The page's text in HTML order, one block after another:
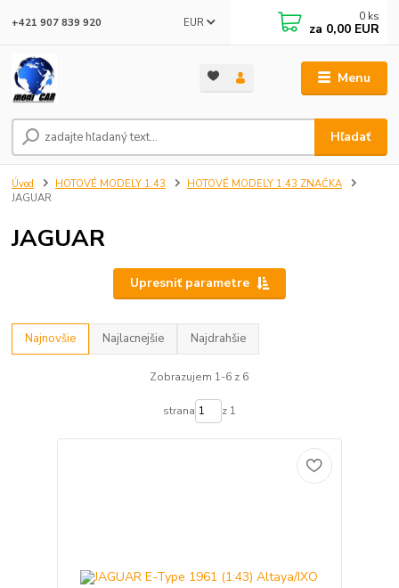
Menu
EUR
Hľadať
+421 907 839 920 0 ks
za 0,00 EUR
Úvod HOTOVÉ MODELY 1:43
HOTOVÉ MODELY 1:43 ZNAČKA
JAGUAR
JAGUAR
Upresniť parametre
Najnovšie Najlacnejšie Najdrahšie
Zobrazujem 1-6 z 6
strana z 1